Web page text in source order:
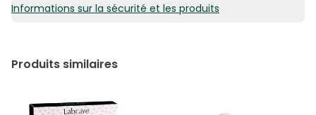
Informations sur la sécurité et les produits
Produits similaires